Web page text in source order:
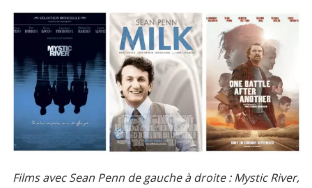
Films avec Sean Penn de gauche à droite : Mystic River,